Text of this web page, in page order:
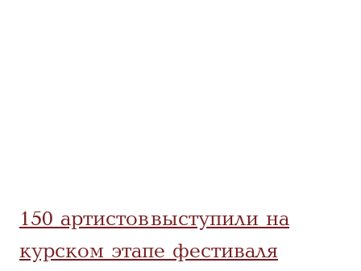
150 артистов выступили на
курском этапе фестиваля